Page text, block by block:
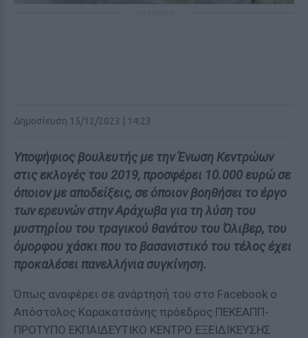
Δημοσίευση 15/12/2023 | 14:23
Υποψήφιος βουλευτής με την Ένωση Κεντρώων
στις εκλογές του 2019, προσφέρει 10.000 ευρώ σε
όποιον με αποδείξεις, σε όποιον βοηθήσει το έργο
των ερευνών στην Αράχωβα για τη λύση του
μυστηρίου του τραγικού θανάτου του Όλιβερ, του
όμορφου χάσκι που το βασανιστικό του τέλος έχει
προκαλέσει πανελλήνια συγκίνηση.
Όπως αναφέρει σε ανάρτησή του στο Facebook ο
Απόστολος Καρακατσάνης πρόεδρος ΠΕΚΕΑΠΠ-
ΠΡΟΤΥΠΟ ΕΚΠΑΙΔΕΥΤΙΚΟ ΚΕΝΤΡΟ ΕΞΕΙΔΙΚΕΥΣΗΣ